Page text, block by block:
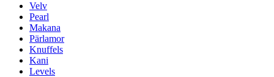
Velv
Pearl
Makana
Pärlamor
Knuffels
Kani
Levels